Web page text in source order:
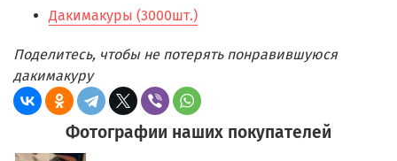
Дакимакуры (3000шт.)
Поделитесь, чтобы не потерять понравившуюся
дакимакуру
Фотографии наших покупателей